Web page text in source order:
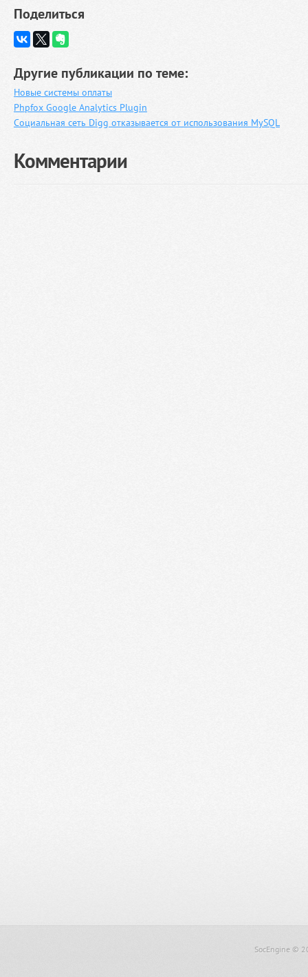
Поделиться
Другие публикации по теме:
Новые системы оплаты
Phpfox Google Analytics Plugin
Социальная сеть Digg отказывается от использования MySQL
Комментарии
SocEngine ©